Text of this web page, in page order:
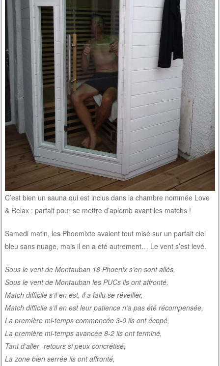
C’est bien un sauna qui est inclus dans la chambre nommée Love
& Relax : parfait pour se mettre d’aplomb avant les matchs !
Samedi matin, les Phoemixte avaient tout misé sur un parfait ciel
bleu sans nuage, mais il en a été autrement… Le vent s’est levé.
Sous le vent de Montauban 18 Phoenix s’en sont allés,
Sous le vent de Montauban les PUCs ils ont affronté,
Match difficile s’il en est, il a fallu se réveiller,
Match difficile s’il en est leur patience n’a pas été récompensée,
La première mi-temps commencée 3-0 ils ont écopé,
La première mi-temps avancée 8-2 ils ont terminé,
Tant d’aller -retours si peux concrétisé,
La zone bien serrée ils ont affronté,